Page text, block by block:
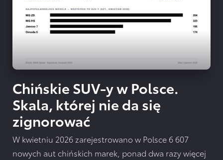
Chińskie SUV-y w Polsce.
Skala, której nie da się
zignorować
W kwietniu 2026 zarejestrowano w Polsce 6 607
nowych aut chińskich marek, ponad dwa razy więcej